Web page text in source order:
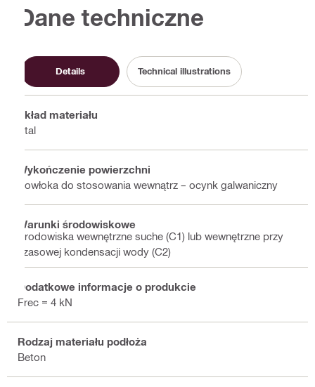
Dane techniczne
Details Technical illustrations
Skład materiału
Stal
Wykończenie powierzchni
Powłoka do stosowania wewnątrz – ocynk galwaniczny
Warunki środowiskowe
Środowiska wewnętrzne suche (C1) lub wewnętrzne przy
czasowej kondensacji wody (C2)
Dodatkowe informacje o produkcie
Frec = 4 kN
Rodzaj materiału podłoża
Beton